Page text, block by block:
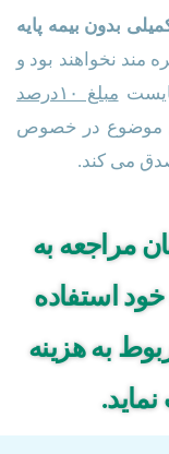
بدون بیمه پایه
مند نخواهند بود و
مبلغ ۱۰درصد
موضوع در خصوص
می کند.
مراجعه به
خود استفاده
به هزینه